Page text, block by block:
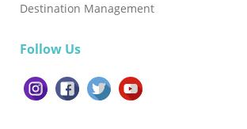
Destination Management
Follow Us